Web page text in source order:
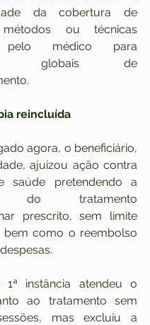
da cobertura de
métodos ou técnicas
pelo médico para
globais de
reincluída
agora, o beneficiário,
ajuizou ação contra
saúde pretendendo a
do tratamento
prescrito, sem limite
bem como o reembolso
instância atendeu o
ao tratamento sem
mas excluiu a